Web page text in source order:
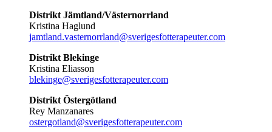
Distrikt Jämtland/Västernorrland
Kristina Haglund
jamtland.vasternorrland@sverigesfotterapeuter.com
Distrikt Blekinge
Kristina Eliasson
blekinge@sverigesfotterapeuter.com
Distrikt Östergötland
Rey Manzanares
ostergotland@sverigesfotterapeuter.com